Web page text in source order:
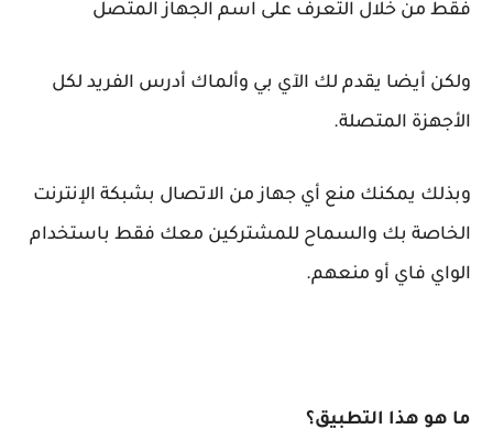
فقط من خلال التعرف على اسم الجهاز المتصل
ولكن أيضا يقدم لك الآي بي وألماك أدرس الفريد لكل
الأجهزة المتصلة.
وبذلك يمكنك منع أي جهاز من الاتصال بشبكة الإنترنت
الخاصة بك والسماح للمشتركين معك فقط باستخدام
الواي فاي أو منعهم.
ما هو هذا التطبيق؟